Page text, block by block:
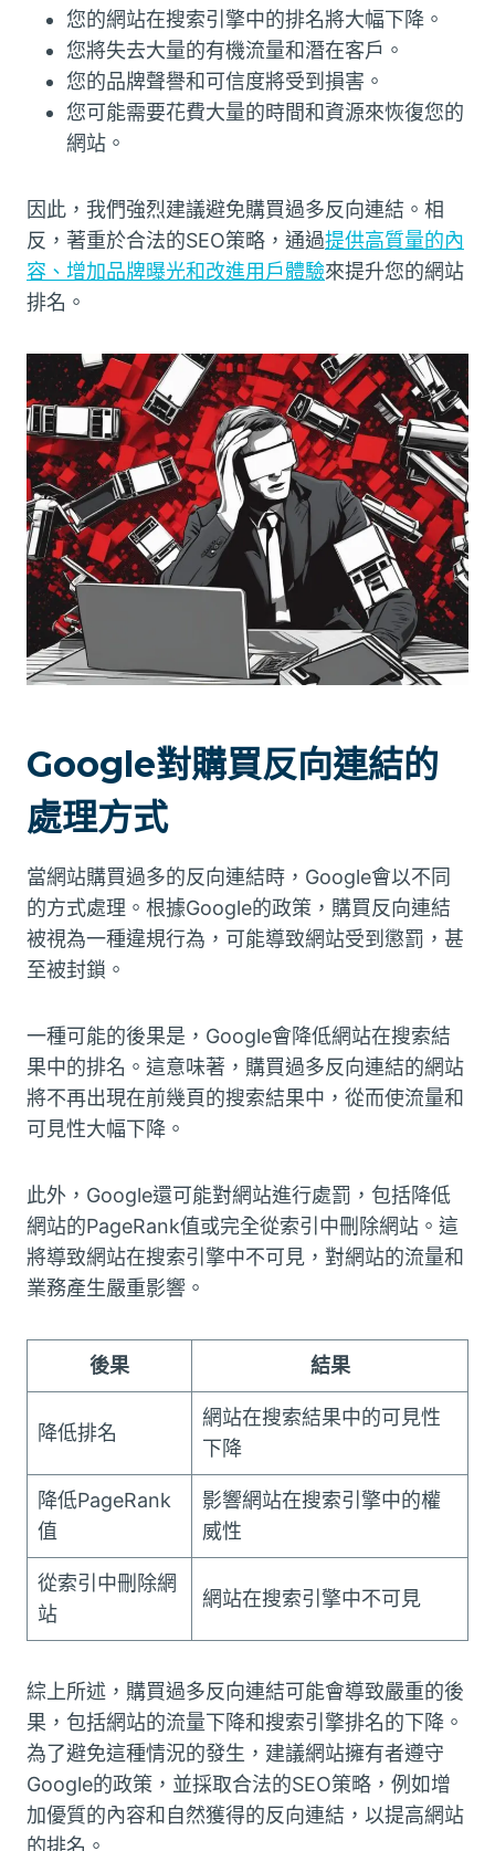
您的網站在搜索引擎中的排名將大幅下降。
您將失去大量的有機流量和潛在客戶。
您的品牌聲譽和可信度將受到損害。
您可能需要花費大量的時間和資源來恢復您的
網站。
因此，我們強烈建議避免購買過多反向連結。相
反，著重於合法的SEO策略，通過提供高質量的內
容、增加品牌曝光和改進用戶體驗來提升您的網站
排名。
Google對購買反向連結的
處理方式
當網站購買過多的反向連結時，Google會以不同
的方式處理。根據Google的政策，購買反向連結
被視為一種違規行為，可能導致網站受到懲罰，甚
至被封鎖。
一種可能的後果是，Google會降低網站在搜索結
果中的排名。這意味著，購買過多反向連結的網站
將不再出現在前幾頁的搜索結果中，從而使流量和
可見性大幅下降。
此外，Google還可能對網站進行處罰，包括降低
網站的PageRank值或完全從索引中刪除網站。這
將導致網站在搜索引擎中不可見，對網站的流量和
業務產生嚴重影響。
後果 結果
降低排名
網站在搜索結果中的可見性
下降
降低PageRank
值
影響網站在搜索引擎中的權
威性
從索引中刪除網
站
網站在搜索引擎中不可見
綜上所述，購買過多反向連結可能會導致嚴重的後
果，包括網站的流量下降和搜索引擎排名的下降。
為了避免這種情況的發生，建議網站擁有者遵守
Google的政策，並採取合法的SEO策略，例如增
加優質的內容和自然獲得的反向連結，以提高網站
的排名。